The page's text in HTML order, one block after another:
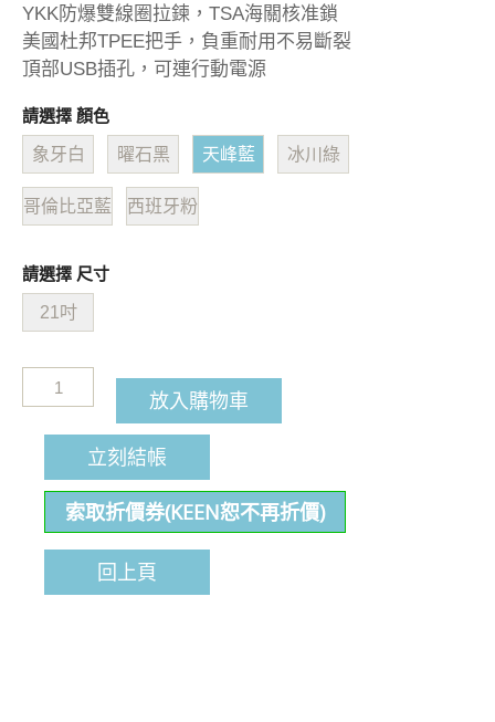
YKK防爆雙線圈拉鍊，TSA海關核准鎖
美國杜邦TPEE把手，負重耐用不易斷裂
頂部USB插孔，可連行動電源
請選擇 顏色
象牙白 曜石黑 天峰藍 冰川綠
哥倫比亞藍 西班牙粉
請選擇 尺寸
21吋
放入購物車
立刻結帳
索取折價券(KEEN恕不再折價)
回上頁